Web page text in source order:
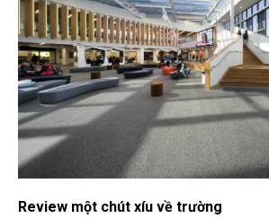
Review một chút xíu về trường